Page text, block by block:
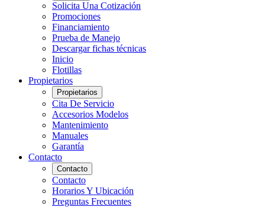
Solicita Una Cotización
Promociones
Financiamiento
Prueba de Manejo
Descargar fichas técnicas
Inicio
Flotillas
Propietarios
Propietarios
Cita De Servicio
Accesorios Modelos
Mantenimiento
Manuales
Garantía
Contacto
Contacto
Contacto
Horarios Y Ubicación
Preguntas Frecuentes